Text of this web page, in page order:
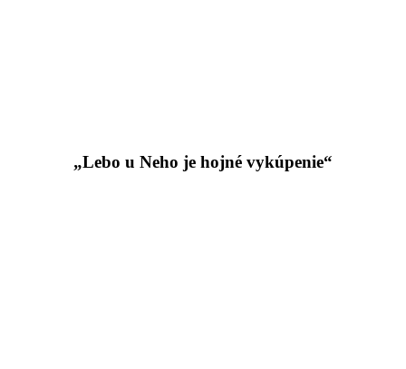
„Lebo u Neho je hojné vykúpenie“